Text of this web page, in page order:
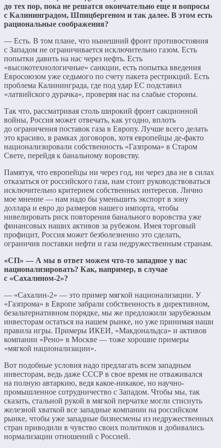
до тех пор, пока не решатся окончательно еще и вопросы
с Калининградом, Шпицбергеном и так далее. В этом есть
рациональные соображения?
— Есть. В том плане, что нынешний фронт противостояния
с Западом не ограничивается исключительно газом. Есть
попытки давить на нас через нефть. Есть
«высокотехнологичные» санкции, есть попытка введения
Евросоюзом уже седьмого по счету пакета рестрикций. Есть
проблема Калининграда, где под удар ЕС подставил
«латвийского дурачка», проверяя нас на слабые стороны.
Так что, рассматривая столь широкий фронт сакционной
войны, Россия может отвечать, как угодно, вплоть
до ограничения поставок газа в Европу. Лучше всего делать
это красиво, в рамках договоров, хотя европейцы де-факто
национализировали собственность «Газпрома» в Старом
Свете, перейдя к банальному воровству.
Памятуя, что европейцы ни через год, ни через два не в силах
отказаться от российского газа, нам стоит руководствоваться
исключительно критерием собственных интересов. Лично
мое мнение — нам надо бы уменьшить экспорт в зону
доллара и евро до размеров нашего импорта, чтобы
нивелировать риск повторения банального воровства уже
финансовых наших активов за рубежом. Имея торговый
профицит, Россия может безболезненно это сделать,
ограничив поставки нефти и газа недружественным странам.
«СП» — А мы в ответ можем что-то западное у нас
национализировать? Как, например, в случае
с «Сахалином-2»?
— «Сахалин-2» — это пример мягкой национализации. У
«Газпрома» в Европе забрали собственность в директивном,
безальтернативном порядке, мы же предложили зарубежным
инвесторам остаться на нашем рынке, но уже принимая наши
правила игры. Примеры ИКЕИ, «Макдональдса» и активов
компании «Рено» в Москве — тоже хорошие примеры
«мягкой национализации».
Вот подобные условия надо предлагать всем западным
инвесторам, ведь даже СССР в свое время не отваживался
на полную автаркию, ведя какое-никакое, но научно-
промышленное сотрудничество с Западом. Чтобы мы, так
сказать, стальной рукой в мягкой перчатке могли стиснуть
железной хваткой все западные компании на российском
рынке, чтобы уже западные бизнесмены из недружественных
стран приводили в чувство своих политиков и добивались
нормализации отношений с Россией.